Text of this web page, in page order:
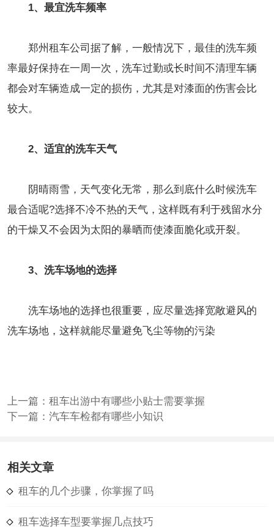
1、最宜洗车频率
郑州租车公司据了解，一般情况下，最佳的洗车频
率最好保持在一周一次，洗车过勤或长时间不清理车辆
都会对车辆造成一定的损伤，尤其是对漆面的伤害会比
较大。
2、适宜的洗车天气
阴晴雨雪，天气变化无常，那么到底什么时候洗车
最合适呢?选择不冷不热的天气，这样既有利于残留水分
的干燥又不会因为太阳的暴晒而使漆面脆化或开裂。
3、洗车场地的选择
洗车场地的选择也很重要，应尽量选择宽敞避风的
洗车场地，这样就能尽量避免飞尘等物的污染
上一篇： 租车出游中有哪些小贴士需要掌握
下一篇： 汽车车检都有哪些小知识
相关文章
租车的几个步骤，你掌握了吗
租车选择车型要掌握几点技巧